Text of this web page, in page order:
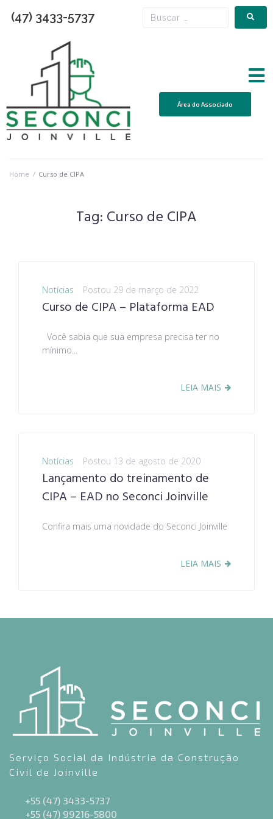
(47) 3433-5737
Área do Associado
Home / Curso de CIPA
Tag: Curso de CIPA
Notícias Postou 29 de março de 2022
Curso de CIPA – Plataforma EAD
Você sabia que sua empresa precisa ter no
mínimo...
LEIA MAIS
Notícias Postou 13 de agosto de 2020
Lançamento do treinamento de
CIPA – EAD no Seconci Joinville
Confira mais uma novidade do Seconci Joinville
LEIA MAIS
Serviço Social da Indústria da Construção
Civil de Joinville
+55 (47) 3433-5737
+55 (47) 99216-5800